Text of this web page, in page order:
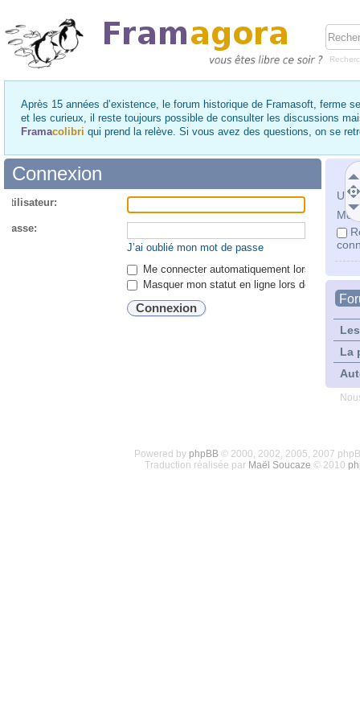
Après 15 années d’existence, le forum historique de Framasoft, ferme
et les curieux, il reste toujours possible de consulter les discussions
Framacolibri qui prend la relève. Si vous avez des questions, on se
Mot
La
Connexion
passe:
J’ai oublié mon mot de passe
Me connecter automatiquement lors de
Masquer mon statut en ligne lors de cette
Powered by phpBB© 2000, 2002, 2005, 2007
Traduction réalisée par Maël Soucaze © 2010